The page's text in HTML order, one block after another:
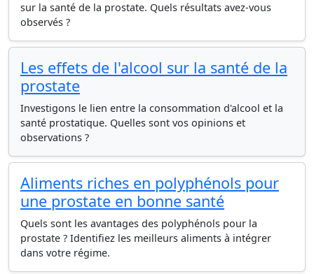
sur la santé de la prostate. Quels résultats avez-vous
observés ?
Les effets de l'alcool sur la santé de la
prostate
Investigons le lien entre la consommation d'alcool et la
santé prostatique. Quelles sont vos opinions et
observations ?
Aliments riches en polyphénols pour
une prostate en bonne santé
Quels sont les avantages des polyphénols pour la
prostate ? Identifiez les meilleurs aliments à intégrer
dans votre régime.